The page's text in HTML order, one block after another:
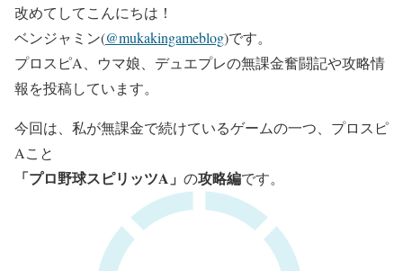
改めてしてこんにちは！
ベンジャミン(@mukakingameblog)です。
プロスピA、ウマ娘、デュエプレの無課金奮闘記や攻略情
報を投稿しています。
今回は、私が無課金で続けているゲームの一つ、プロスピ
Aこと
「プロ野球スピリッツA」 の攻略編です。